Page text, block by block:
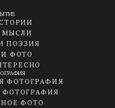
ПОЭЗИЯ
ФОТО
ФОТОГРАФИЯ
ФОТО